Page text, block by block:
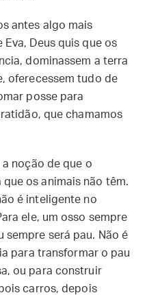
antes algo mais
Deus quis que os
dominassem a terra
oferecessem tudo de
posse para
que chamamos
a noção de que o
os animais não têm.
é inteligente no
ele, um osso sempre
sempre será pau. Não é
para transformar o pau
ou para construir
carros, depois